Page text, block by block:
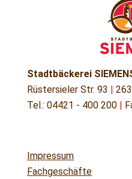
Stadtbäckerei
Rüstersieler Str. 93
Tel.: 04421 - 400 200
Impressum
Fachgeschäfte